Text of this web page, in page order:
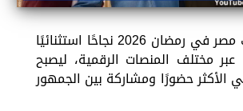
حقق إعلان بنك مصر في رمضان 2026 نجاحًا استثنائيًا
عبر مختلف المنصات الرقمية، ليصبح
الأكثر حضورًا ومشاركة بين الجمهور